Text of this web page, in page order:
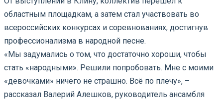
областным площадкам, а затем стал участвовать во
всероссийских конкурсах и соревнованиях, достигнув
профессионализма в народной песне.
«Мы задумались о том, что достаточно хороши, чтобы
стать «народными». Решили попробовать. Мне с моими
«девочками» ничего не страшно. Всё по плечу», –
рассказал Валерий Алешков, руководитель ансамбля